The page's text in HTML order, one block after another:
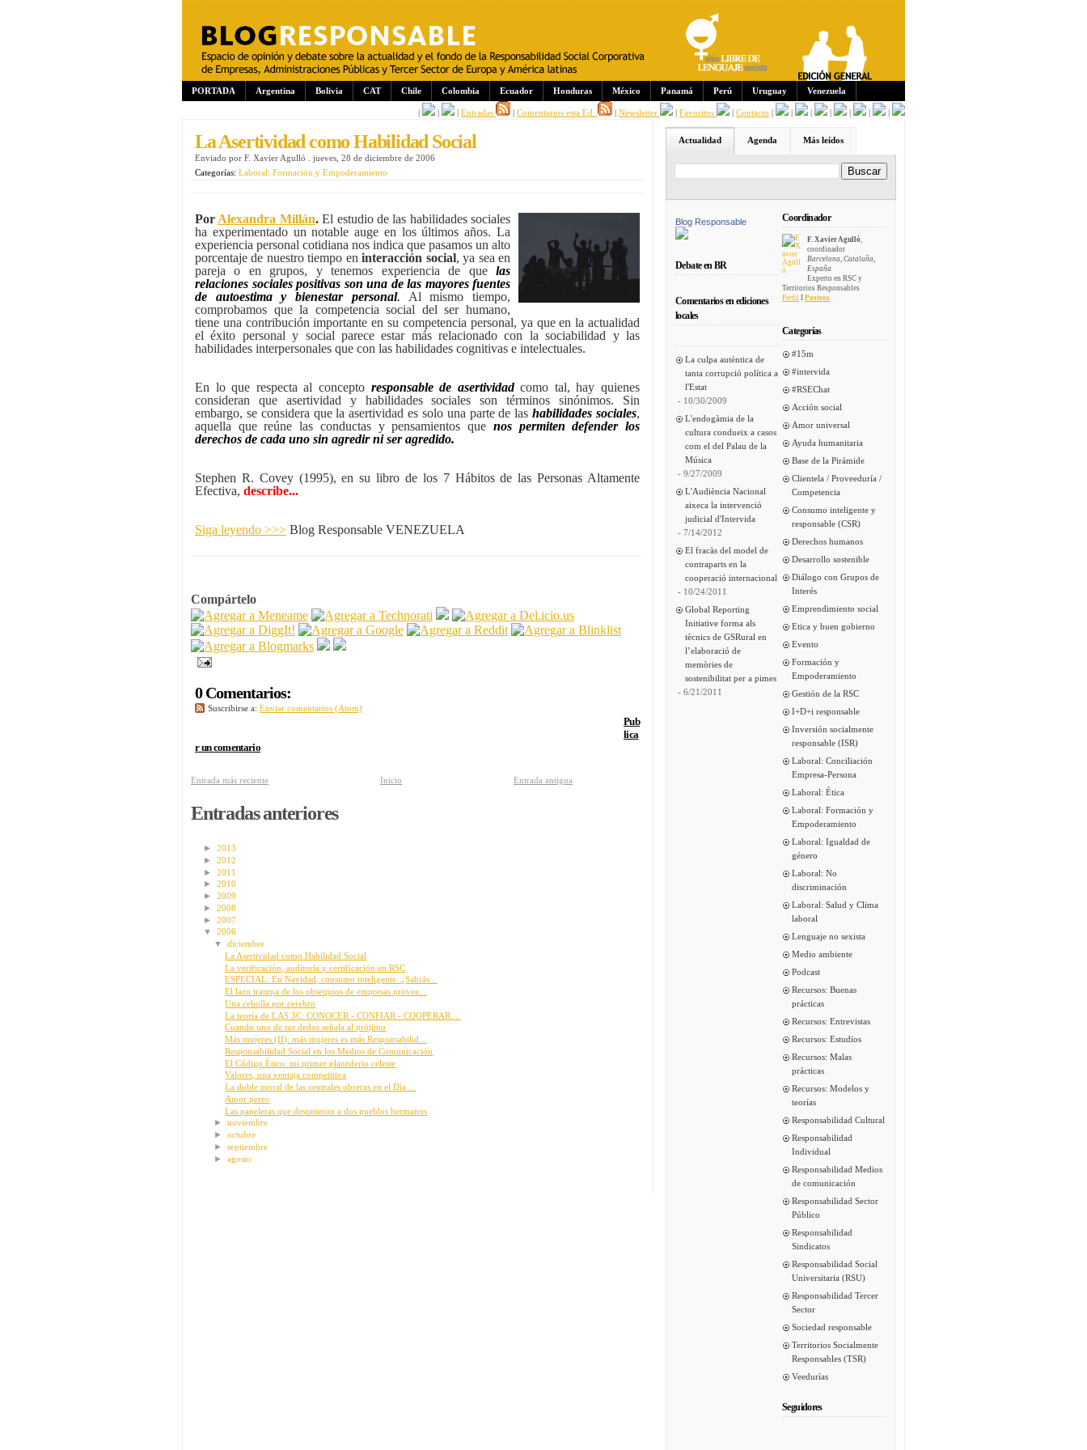
PORTADA Argentina Bolivia CAT Chile Colombia Ecuador Honduras México Panamá Perú Uruguay Venezuela
| | | Entradas | Comentarios esta Ed. | Newsletter | Favoritos | Contacto | | | | | | |
La Asertividad como Habilidad Social
Enviado por F. Xavier Agulló
jueves, 28 de diciembre de 2006
Categorías: Laboral: Formación y Empoderamiento
Por Alexandra Millán.El estudio de las habilidades sociales
ha experimentado un notable auge en los últimos años. La
experiencia personal cotidiana nos indica que pasamos un alto
porcentaje de nuestro tiempo eninteracción social, ya sea en
pareja o en grupos, y tenemos experiencia de que las
relaciones sociales positivas son una de las mayores fuentes
de autoestima y bienestar personal. Al mismo tiempo,
comprobamos que la competencia social del ser humano,
tiene una contribución importante en su competencia personal, ya que en la actualidad
el éxito personal y social parece estar más relacionado con la sociabilidad y las
habilidades interpersonales que con las habilidades cognitivas e intelectuales.
En lo que respecta al concepto responsable de asertividadcomo tal, hay quienes
consideran que asertividad y habilidades sociales son términos sinónimos. Sin
embargo, se considera que la asertividad es solo una parte de lashabilidades sociales,
aquella que reúne las conductas y pensamientos que nos permiten defender los
derechos de cada uno sin agredir ni ser agredido.
Stephen R. Covey (1995), en su libro de los 7 Hábitos de las Personas Altamente
Efectiva, describe...
Siga leyendo >>> Blog Responsable VENEZUELA
Compártelo
0 Comentarios:
Suscribirse a: Enviar comentarios (Atom)
Pub
lica
r un comentario
Entrada más reciente Entrada antigua
Inicio
Entradas anteriores
► 2013
► 2012
► 2011
► 2010
► 2009
► 2008
► 2007
▼ 2006
▼diciembre
La Asertividad como Habilidad Social
La verificación, auditoría y certificación en RSC
ESPECIAL: En Navidad, consumo inteligente. ¿Sabrás...
El lazo trampa de los obsequios de empresas provee...
Una cebolla por cerebro
La teoría de LAS 3C: CONOCER - CONFIAR - COOPERAR....
Cuando uno de tus dedos señala al prójimo
Más mujeres (II): más mujeres es más Responsabilid...
Responsabilidad Social en los Medios de Comunicación
El Código Ético: mi primer planisferio celeste
Valores, una ventaja competitiva
La doble moral de las centrales obreras en el Día ...
Amor perro
Las papeleras que desunieron a dos pueblos hermanos
►noviembre
►octubre
►septiembre
►agosto
Actualidad Agenda Más leídos
Blog Responsable
Debate en BR
Comentarios en ediciones
locales
La culpa autèntica de
tanta corrupció política a
l'Estat
- 10/30/2009
L'endogàmia de la
cultura condueix a casos
com el del Palau de la
Música
- 9/27/2009
L'Audiència Nacional
aixeca la intervenció
judicial d'Intervida
- 7/14/2012
El fracàs del model de
contraparts en la
cooperació internacional
- 10/24/2011
Global Reporting
Initiative forma als
tècnics de GSRural en
l’elaboració de
memòries de
sostenibilitat per a pimes
- 6/21/2011
Coordinador
F. Xavier Agulló,
coordinador
Barcelona, Cataluña,
España
Experto en RSC y
Territorios Responsables
Perfil I Posteos
Categorías
#15m
#intervida
#RSEChat
Acción social
Amor universal
Ayuda humanitaria
Base de la Pirámide
Clientela / Proveeduría /
Competencia
Consumo inteligente y
responsable (CSR)
Derechos humanos
Desarrollo sostenible
Diálogo con Grupos de
Interés
Emprendimiento social
Etica y buen gobierno
Evento
Formación y
Empoderamiento
Gestión de la RSC
I+D+i responsable
Inversión socialmente
responsable (ISR)
Laboral: Conciliación
Empresa-Persona
Laboral: Ética
Laboral: Formación y
Empoderamiento
Laboral: Igualdad de
género
Laboral: No
discriminación
Laboral: Salud y Clima
laboral
Lenguaje no sexista
Medio ambiente
Podcast
Recursos: Buenas
prácticas
Recursos: Entrevistas
Recursos: Estudios
Recursos: Malas
prácticas
Recursos: Modelos y
teorías
Responsabilidad Cultural
Responsabilidad
Individual
Responsabilidad Medios
de comunicación
Responsabilidad Sector
Público
Responsabilidad
Sindicatos
Responsabilidad Social
Universitaria (RSU)
Responsabilidad Tercer
Sector
Sociedad responsable
Territorios Socialmente
Responsables (TSR)
Veedurías
Seguidores